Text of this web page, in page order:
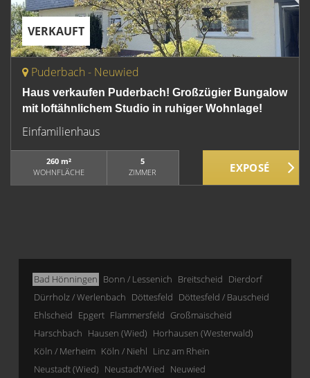
VERKAUFT
Puderbach - Neuwied
Haus verkaufen Puderbach! Großzügier Bungalow
mit loftähnlichem Studio in ruhiger Wohnlage!
Einfamilienhaus
260 m²
WOHNFLÄCHE
5
ZIMMER
Bad Hönningen Bonn / Lessenich Breitscheid Dierdorf
Dürrholz / Werlenbach Döttesfeld Döttesfeld / Bauscheid
Ehlscheid Epgert Flammersfeld Großmaischeid
Harschbach Hausen (Wied) Horhausen (Westerwald)
Köln / Merheim Köln / Niehl Linz am Rhein
Neustadt (Wied) Neustadt/Wied Neuwied